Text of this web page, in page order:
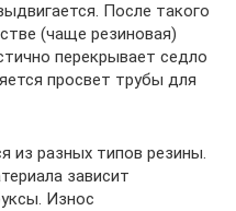
После такого
(чаще резиновая)
перекрывает седло
просвет трубы для
из разных типов резины.
зависит
Износ